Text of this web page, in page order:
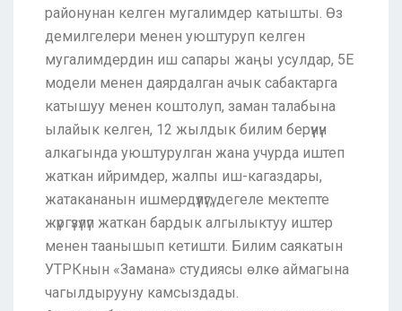
районунан келген мугалимдер катышты. Өз
демилгелери менен уюштуруп келген
мугалимдердин иш сапары жаңы усулдар, 5Е
модели менен даярдалган ачык сабактарга
катышуу менен коштолуп, заман талабына
ылайык келген, 12 жылдык билим берүүнүн
алкагында уюштурулган жана учурда иштеп
жаткан ийримдер, жалпы иш-кагаздары,
жатакананын ишмердүүлүгү, дегеле мектепте
жүргүзүлүп жаткан бардык алгылыктуу иштер
менен таанышып кетишти. Билим саякатын
УТРКнын «Замана» студиясы өлкө аймагына
чагылдырууну камсыздады.